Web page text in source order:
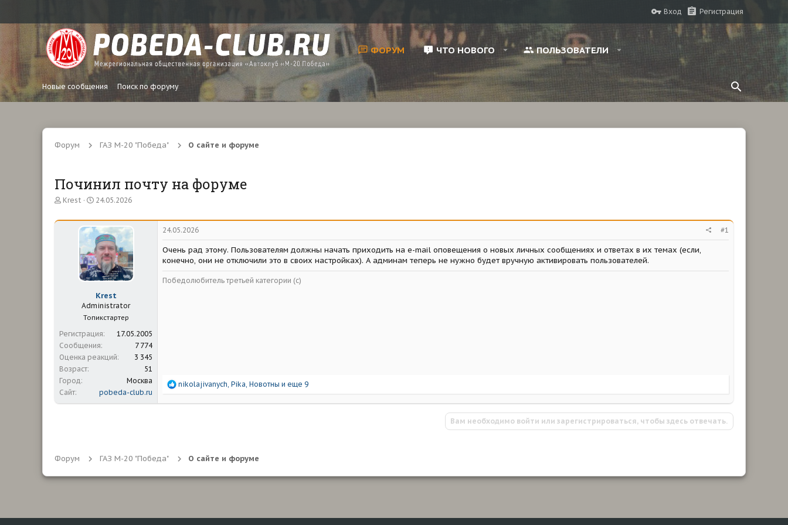
Вход Регистрация
ФОРУМ ЧТО НОВОГО ПОЛЬЗОВАТЕЛИ
Новые сообщения Поиск по форуму
Форум ГАЗ М-20 "Победа" О сайте и форуме
Починил почту на форуме
А
т
Krest
Д
т
а
н
а
ч
а
л
24.05.2026
Krest
Administrator
Топикстартер
Регистрация
17.05.2005
Сообщения
7 774
Оценка реакций
3 345
Возраст
51
Город
Москва
Сайт
pobeda-club.ru
24.05.2026 #1
Очень рад этому. Пользователям должны начать приходить на e-mail оповещения о новых личных сообщениях и ответах в их темах (если,
конечно, они не отключили это в своих настройках). А админам теперь не нужно будет вручную активировать пользователей.
Победолюбитель третьей категории (с)
Р
а
nikolajivanych Pika Новотны и еще 9
Вам необходимо войти или зарегистрироваться, чтобы здесь отвечать.
Форум ГАЗ М-20 "Победа" О сайте и форуме